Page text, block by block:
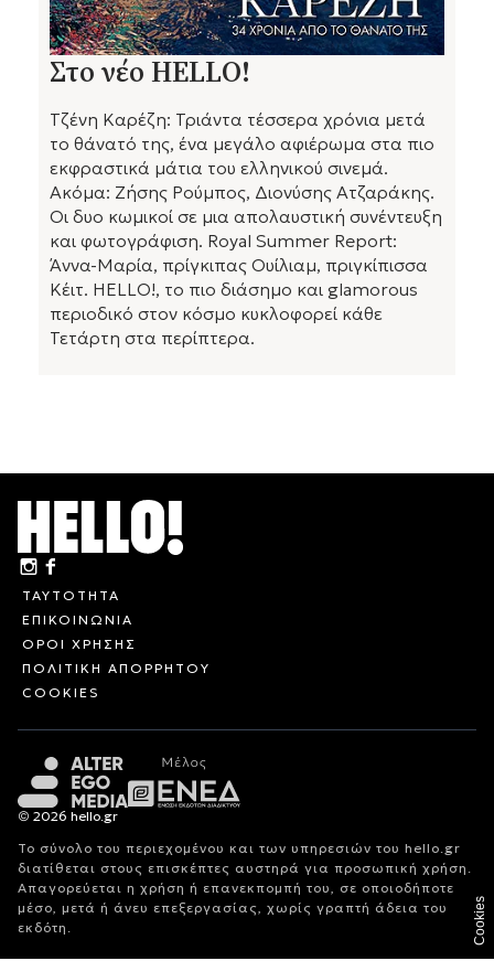
Στο νέο HELLO!
Τζένη Καρέζη: Τριάντα τέσσερα χρόνια μετά
το θάνατό της, ένα μεγάλο αφιέρωμα στα πιο
εκφραστικά μάτια του ελληνικού σινεμά.
Ακόμα: Ζήσης Ρούμπος, Διονύσης Ατζαράκης.
Οι δυο κωμικοί σε μια απολαυστική συνέντευξη
και φωτογράφιση. Royal Summer Report:
Άννα-Μαρία, πρίγκιπας Ουίλιαμ, πριγκίπισσα
Κέιτ. HELLO!, το πιο διάσημο και glamorous
περιοδικό στον κόσμο κυκλοφορεί κάθε
Τετάρτη στα περίπτερα.
ΤΑΥΤΟΤΗΤΑ
ΕΠΙΚΟΙΝΩΝΙΑ
ΟΡΟΙ ΧΡΗΣΗΣ
ΠΟΛΙΤΙΚΗ ΑΠΟΡΡΗΤΟΥ
COOKIES
© 2026 hello.gr
Το σύνολο του περιεχομένου και των υπηρεσιών του hello.gr
διατίθεται στους επισκέπτες αυστηρά για προσωπική χρήση.
Απαγορεύεται η χρήση ή επανεκπομπή του, σε οποιοδήποτε
μέσο, μετά ή άνευ επεξεργασίας, χωρίς γραπτή άδεια του
εκδότη.
Cookies